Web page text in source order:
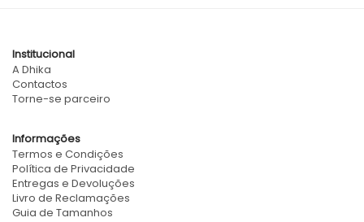
Institucional
A Dhika
Contactos
Torne-se parceiro
Informações
Termos e Condições
Política de Privacidade
Entregas e Devoluções
Livro de Reclamações
Guia de Tamanhos